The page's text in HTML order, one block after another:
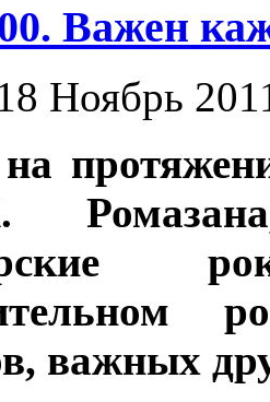
Важен
Ноябрь
важных